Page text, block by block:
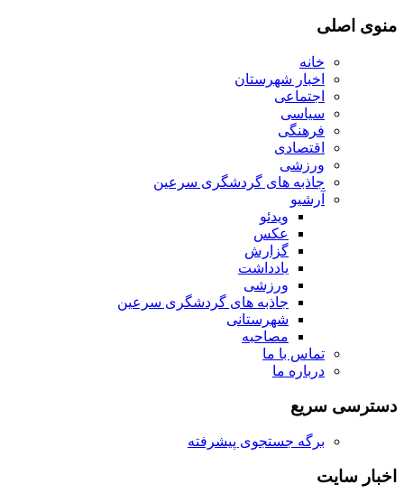
منوی اصلی
خانه
اخبار شهرستان
اجتماعی
سیاسی
فرهنگی
اقتصادی
ورزشی
جاذبه های گردشگری سرعین
آرشیو
ویدئو
عکس
گزارش
یادداشت
ورزشی
جاذبه های گردشگری سرعین
شهرستانی
مصاحبه
تماس با ما
درباره ما
دسترسی سریع
برگه جستجوی پیشرفته
اخبار سایت